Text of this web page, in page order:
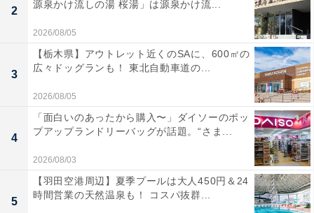
ヨシエさん（46歳）は、半年前のできごとを怒りながら
話してくれた。外での食事ではなく、おそらく彼女の部
屋へ行ったのだろうと想像させるレシートが、妻の怒り
に火をつけた。
「夫は部下が病欠したから心配になって行ってみた。男
だよと言い張って、認めてはいないんですけどね。年賀
状などを調べてみたら、そこのコンビニの近くに部下の
女性が住んでいることがわかった。さらにとっちめた
ら、とうとう泣いて土下座です」
2
源泉かけ流しの湯 桜湯」は源泉かけ流...
2026/08/05
3
【栃木県】アウトレット近くのSAに、600㎡の
広々ドッグランも！ 東北自動車道の...
2026/08/05
4
「面白いのあったから購入〜」ダイソーのポッ
プアップランドリーバッグが話題。“さま...
2026/08/03
5
【羽田空港周辺】夏季プールは大人450円＆24
時間営業の天然温泉も！ コスパ抜群...